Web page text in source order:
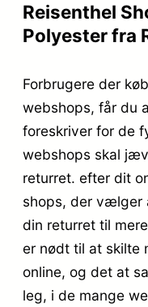
Reisenthel
Polyester fra
Forbrugere der
webshops, får du
foreskriver for de
webshops skal
returret. efter dit
shops, der vælger
din returret til
er nødt til at skilte
online, og det at
leg, i de mange